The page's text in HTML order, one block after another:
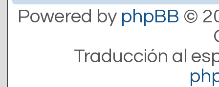
Powered by phpBB ©
Traducción al